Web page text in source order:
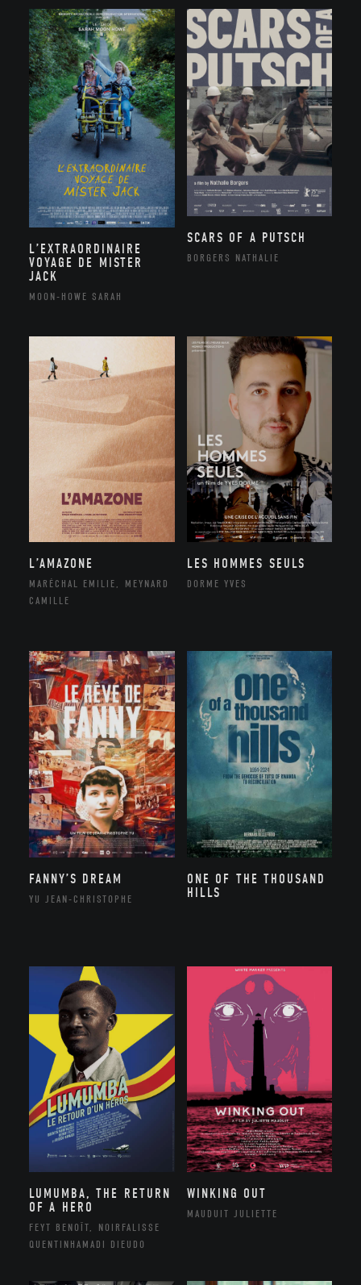
L’EXTRAORDINAIRE
VOYAGE DE MISTER
JACK
MOON-HOWE SARAH
SCARS OF A PUTSCH
BORGERS NATHALIE
L’AMAZONE
MARÉCHAL EMILIE, MEYNARD
CAMILLE
LES HOMMES SEULS
DORME YVES
FANNY’S DREAM
YU JEAN-CHRISTOPHE
ONE OF THE THOUSAND
HILLS
LUMUMBA, THE RETURN
OF A HERO
FEYT BENOÎT, NOIRFALISSE
QUENTINHAMADI DIEUDO
WINKING OUT
MAUDUIT JULIETTE